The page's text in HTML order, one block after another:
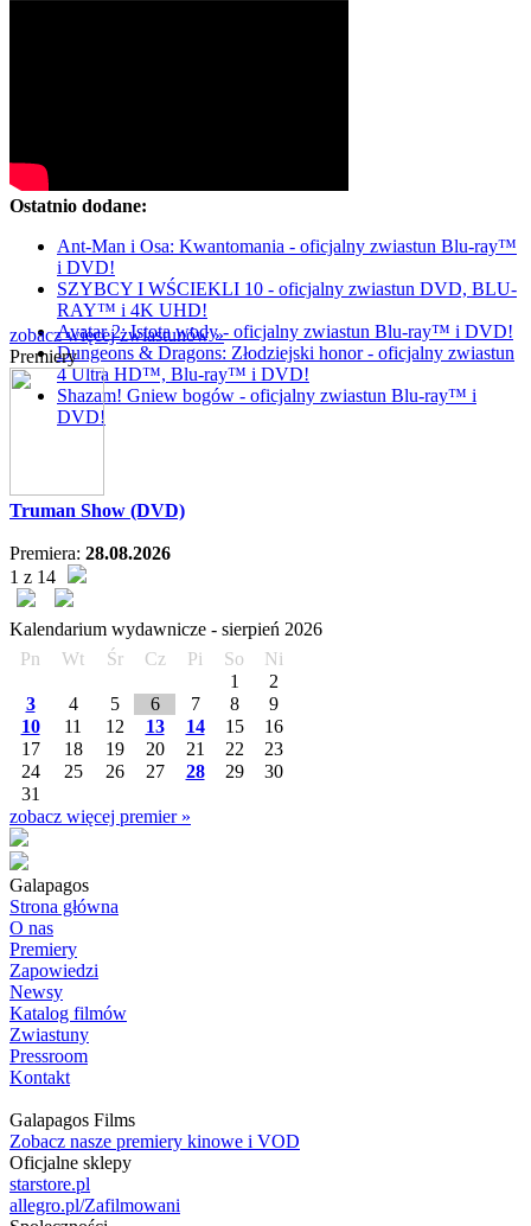
Ostatnio dodane:
Ant-Man i Osa: Kwantomania - oficjalny zwiastun Blu-ray™
i DVD!
SZYBCY I WŚCIEKLI 10 - oficjalny zwiastun DVD, BLU-
RAY™ i 4K UHD!
Avatar 2: Istota wody - oficjalny zwiastun Blu-ray™ i DVD!
Dungeons & Dragons: Złodziejski honor - oficjalny zwiastun
4 Ultra HD™, Blu-ray™ i DVD!
Shazam! Gniew bogów - oficjalny zwiastun Blu-ray™ i
DVD!
zobacz więcej zwiastunów »
Premiery
Truman Show (DVD)
Premiera: 28.08.2026
1 z 14
Kalendarium wydawnicze - sierpień 2026
Pn
Wt Śr Cz Pi So
Ni
1
2
3
4 5 6 7 8
9
10
11 12 13 14 15
16
17
18 19 20 21 22
23
24
25 26 27 28 29
30
31
zobacz więcej premier »
Galapagos
Strona główna
O nas
Premiery
Zapowiedzi
Newsy
Katalog filmów
Zwiastuny
Pressroom
Kontakt
Galapagos Films
Zobacz nasze premiery kinowe i VOD
Oficjalne sklepy
starstore.pl
allegro.pl/Zafilmowani